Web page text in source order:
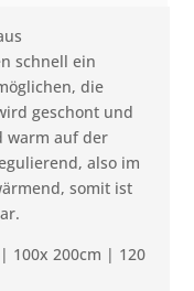
schnell ein
die
geschont und
warm auf der
also im
somit ist
100x 200cm | 120